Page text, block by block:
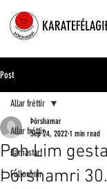
Post
Allar fréttir
Barnastarf
Fullorðnir
Allar fréttir
Poh Lim
Þórshamri
Þórshamar
Sep 24, 2022 1 min read